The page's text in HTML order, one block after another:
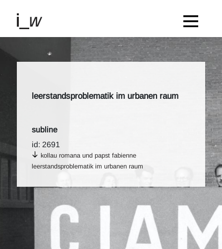
leerstandsproblematik im urbanen raum
subline
id: 2691
kollau romana und papst fabienne
leerstandsproblematik im urbanen raum